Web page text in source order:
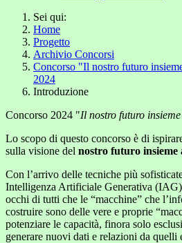
Sei qui:
Home
Progetto
Archivio Concorsi
Concorso "Il nostro futuro
2024
Introduzione
Concorso 2024 "Il nostro futuro
Lo scopo di questo concorso è di
sulla visione del nostro futuro insieme
Con l’arrivo delle tecniche più
Intelligenza Artificiale Generativa
occhi di tutti che le “macchine” che
costruire sono delle vere e proprie
potenziare le capacità, finora solo
generare nuovi dati e relazioni da quelli